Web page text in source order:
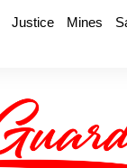
Justice Mines